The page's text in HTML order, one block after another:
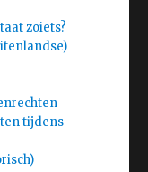
zoiets?
tijdens